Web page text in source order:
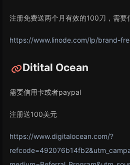
注册免费送两个月有效的100刀，需要
https://www.linode.com/lp/brand-
Ditital Ocean
需要信用卡或者paypal
注册送100美元
https://www.digitalocean.com/?